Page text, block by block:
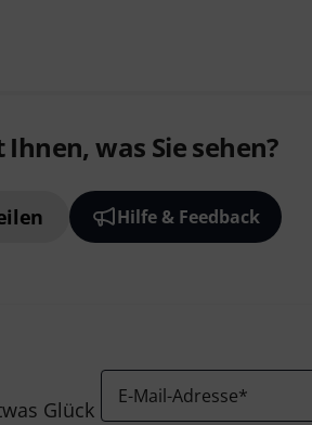
Ihnen, was Sie sehen?
Hilfe & Feedback
Glück
E-Mail-Adresse*